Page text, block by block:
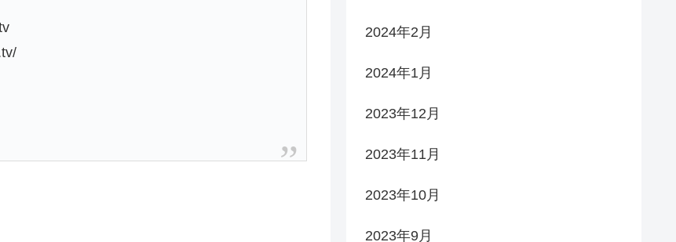
2024年2月
2024年1月
2023年12月
2023年11月
2023年10月
2023年9月